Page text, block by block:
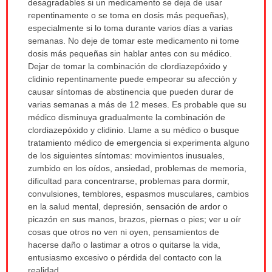
desagradables si un medicamento se deja de usar
repentinamente o se toma en dosis más pequeñas),
especialmente si lo toma durante varios días a varias
semanas. No deje de tomar este medicamento ni tome
dosis más pequeñas sin hablar antes con su médico.
Dejar de tomar la combinación de clordiazepóxido y
clidinio repentinamente puede empeorar su afección y
causar síntomas de abstinencia que pueden durar de
varias semanas a más de 12 meses. Es probable que su
médico disminuya gradualmente la combinación de
clordiazepóxido y clidinio. Llame a su médico o busque
tratamiento médico de emergencia si experimenta alguno
de los siguientes síntomas: movimientos inusuales,
zumbido en los oídos, ansiedad, problemas de memoria,
dificultad para concentrarse, problemas para dormir,
convulsiones, temblores, espasmos musculares, cambios
en la salud mental, depresión, sensación de ardor o
picazón en sus manos, brazos, piernas o pies; ver u oír
cosas que otros no ven ni oyen, pensamientos de
hacerse daño o lastimar a otros o quitarse la vida,
entusiasmo excesivo o pérdida del contacto con la